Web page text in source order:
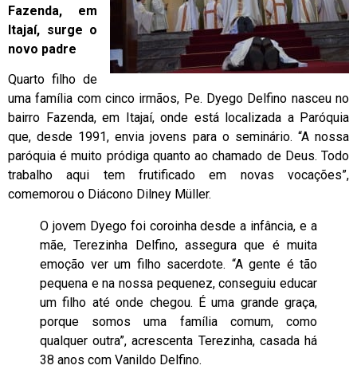
Fazenda, em
Itajaí, surge o
novo padre
Quarto filho de
uma família com cinco irmãos, Pe. Dyego Delfino nasceu no
bairro Fazenda, em Itajaí, onde está localizada a Paróquia
que, desde 1991, envia jovens para o seminário. “A nossa
paróquia é muito pródiga quanto ao chamado de Deus. Todo
trabalho aqui tem frutificado em novas vocações”,
comemorou o Diácono Dilney Müller.
O jovem Dyego foi coroinha desde a infância, e a
mãe, Terezinha Delfino, assegura que é muita
emoção ver um filho sacerdote. “A gente é tão
pequena e na nossa pequenez, conseguiu educar
um filho até onde chegou. É uma grande graça,
porque somos uma família comum, como
qualquer outra”, acrescenta Terezinha, casada há
38 anos com Vanildo Delfino.